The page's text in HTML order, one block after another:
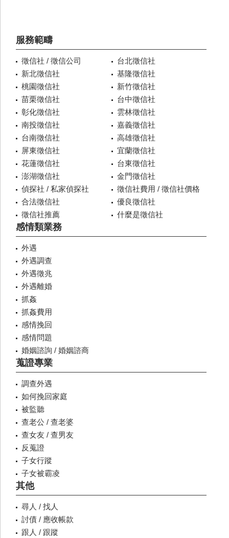
服務範疇
徵信社 / 徵信公司
台北徵信社
新北徵信社
基隆徵信社
桃園徵信社
新竹徵信社
苗栗徵信社
台中徵信社
彰化徵信社
雲林徵信社
南投徵信社
嘉義徵信社
台南徵信社
高雄徵信社
屏東徵信社
宜蘭徵信社
花蓮徵信社
台東徵信社
澎湖徵信社
金門徵信社
偵探社 / 私家偵探社
徵信社費用 / 徵信社價格
合法徵信社
優良徵信社
徵信社推薦
什麼是徵信社
感情類業務
外遇
外遇調查
外遇徵兆
外遇離婚
抓姦
抓姦費用
感情挽回
感情問題
婚姻諮詢 / 婚姻諮商
蒐證專業
調查外遇
如何挽回家庭
被監聽
查老公 / 查老婆
查女友 / 查男友
反蒐證
子女行蹤
子女被霸凌
其他
尋人 / 找人
討債 / 應收帳款
跟人 / 跟蹤